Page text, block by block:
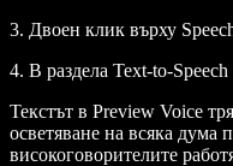
3. Двоен клик върху
4. В раздела Text-to-
Текстът в Preview Voice
осветяване на всяка дума
високоговорителите